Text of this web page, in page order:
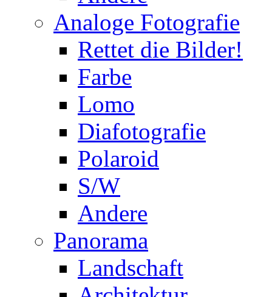
Analoge Fotografie
Rettet die Bilder!
Farbe
Lomo
Diafotografie
Polaroid
S/W
Andere
Panorama
Landschaft